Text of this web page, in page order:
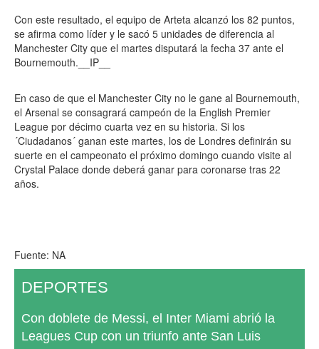
Con este resultado, el equipo de Arteta alcanzó los 82 puntos,
se afirma como líder y le sacó 5 unidades de diferencia al
Manchester City que el martes disputará la fecha 37 ante el
Bournemouth.__IP__
En caso de que el Manchester City no le gane al Bournemouth,
el Arsenal se consagrará campeón de la English Premier
League por décimo cuarta vez en su historia. Si los
´Ciudadanos´ ganan este martes, los de Londres definirán su
suerte en el campeonato el próximo domingo cuando visite al
Crystal Palace donde deberá ganar para coronarse tras 22
años.
Fuente: NA
DEPORTES
Con doblete de Messi, el Inter Miami abrió la
Leagues Cup con un triunfo ante San Luis